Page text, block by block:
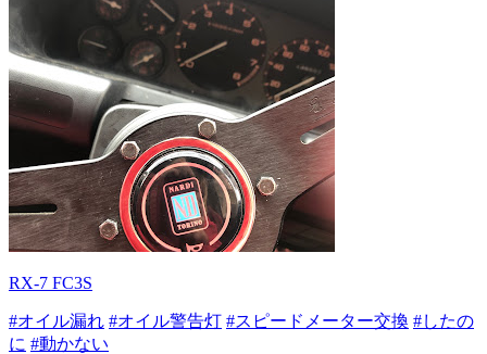
RX-7 FC3S
#オイル漏れ #オイル警告灯 #スピードメーター交換 #したの
に #動かない